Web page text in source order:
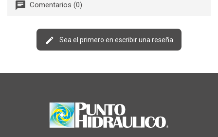
Comentarios (0)
Sea el primero en escribir una reseña